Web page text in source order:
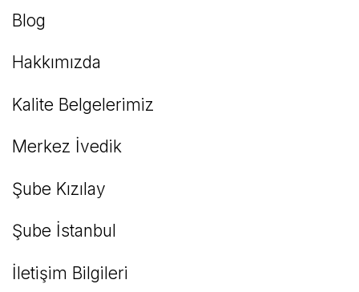
Blog
Hakkımızda
Kalite Belgelerimiz
Merkez İvedik
Şube Kızılay
Şube İstanbul
İletişim Bilgileri